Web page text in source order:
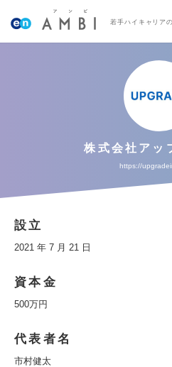
若手ハイキャリア
株式会社アッ
https://
設立
2021 年 7 月 21 日
資本金
500万円
代表者名
市村健太